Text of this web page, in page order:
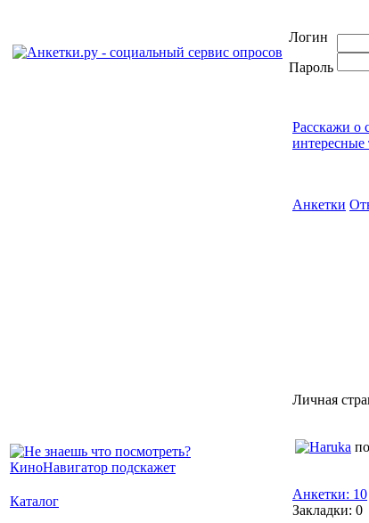
Логин
Пароль
Каталог
Расскажи о
интересные
Анкетки
Личная
Анкетки: 10
Закладки: 0